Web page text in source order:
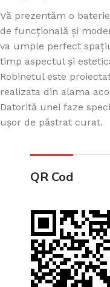
Vă prezentăm o
de funcțională și
va umple perfect
timp aspectul și
Robinetul este
realizata din alama
Datorită unei faze
ușor de păstrat curat.
QR Cod